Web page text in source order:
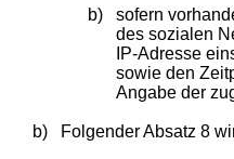
b)
sofern
des sozialen
IP-Adresse
sowie den
Angabe der
b) Folgender Absatz 8